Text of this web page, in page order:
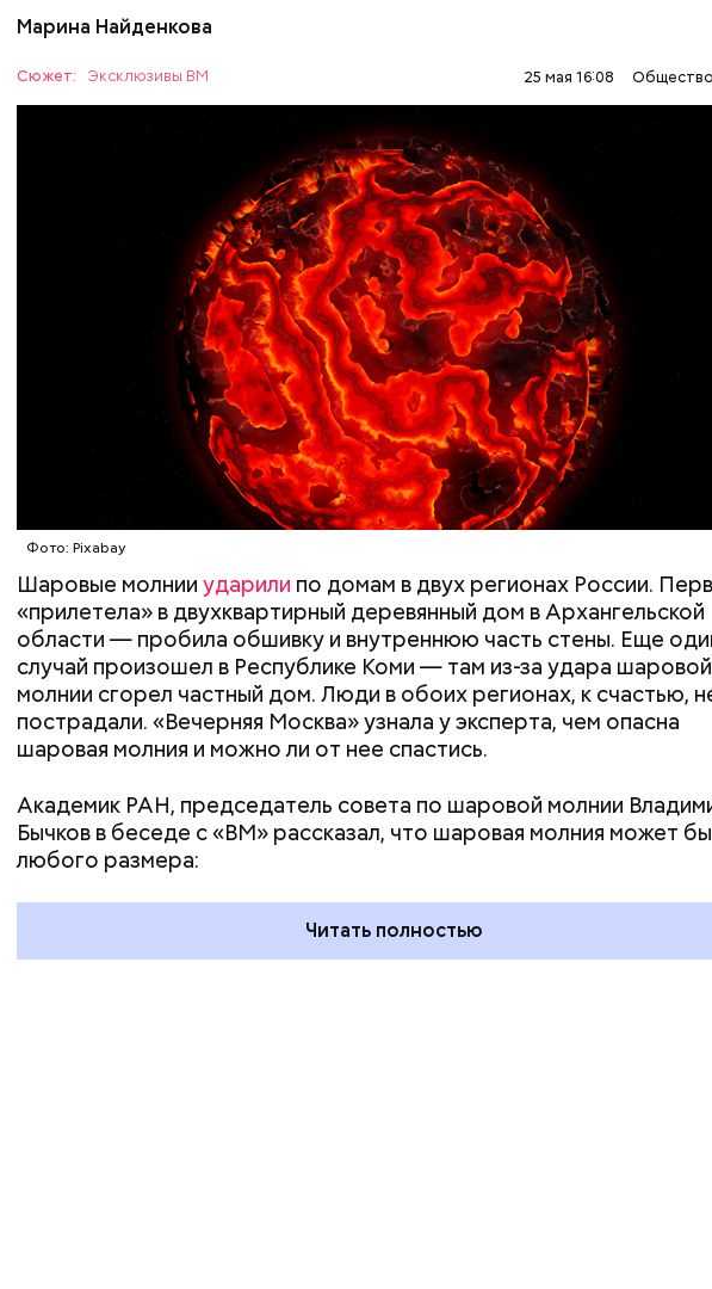
День арбуза и День поцелуев
с зеркалом: какие праздники
отмечают в России и мире 3
августа
День тульского пряника и
День сидения на
праздники отмечают в России
и мире 2 августа
Марина Найденкова
Сюжет: Эксклюзивы ВМ 25 мая 16:08 Общество
Фото: Pixabay
Шаровые молнииударили по домам в двух регионах России.
«прилетела» в двухквартирный деревянный дом в Архангельской
области — пробила обшивку и внутреннюю часть стены. Еще
случай произошел в Республике Коми — там из-за удара шаровой
молнии сгорел частный дом. Люди в обоих регионах, к счастью,
пострадали. «Вечерняя Москва» узнала у эксперта, чем опасна
шаровая молния и можно ли от нее спастись.
Академик РАН, председатель совета по шаровой молнии
Бычков в беседе с «ВМ» рассказал, что шаровая молния может
любого размера:
— Маленькие — от одного сантиметра, средние — около 20
сантиметров, а самые большие могут доходить до нескольких
Шаровая молния проходит и через стекла, даже часто не оставляя
следов. Она как капля стекает, растекается. Может и в окно влезть,
причем в двухметровое. Сжимается, как воздушный шар, и
Читать полностью
МОЛНИИ ПОГОДА